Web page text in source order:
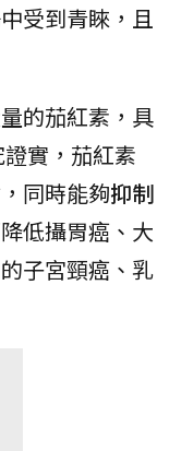
受到青睞，且
的茄紅素，具
實，茄紅素
同時能夠抑制
低攝胃癌、大
子宮頸癌、乳